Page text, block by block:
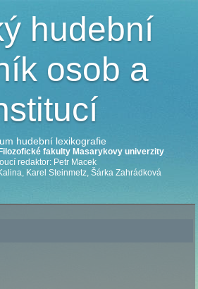
hudební
osob a
hudební lexikografie
fakulty Masarykovy univerzity
redaktor: Petr Macek
Karel Steinmetz, Šárka Zahrádková